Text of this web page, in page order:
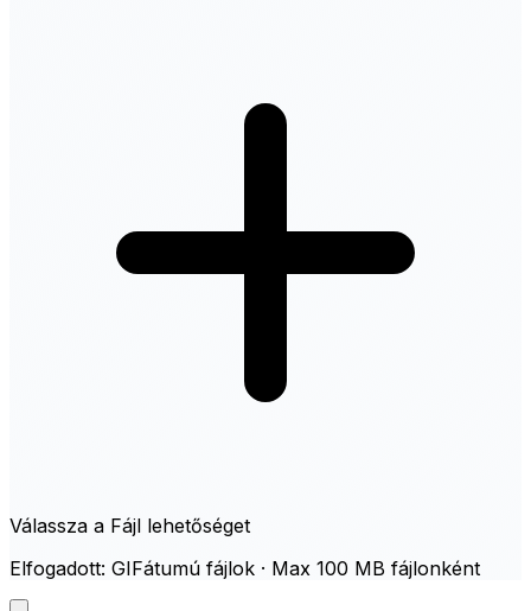
Válassza a Fájl lehetőséget
Elfogadott: GIFátumú fájlok · Max 100 MB fájlonként